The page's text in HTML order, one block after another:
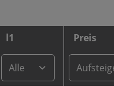
l1 Preis